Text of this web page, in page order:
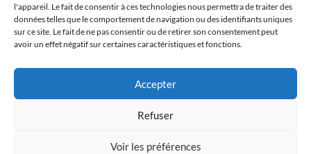
l'appareil. Le fait de consentir à ces technologies nous permettra de traiter des
données telles que le comportement de navigation ou des identifiants uniques
sur ce site. Le fait de ne pas consentir ou de retirer son consentement peut
avoir un effet négatif sur certaines caractéristiques et fonctions.
Accepter
Refuser
Voir les préférences
LATEST UPDATES
© 1998 - 2026 MegaGames.com All rights reserved